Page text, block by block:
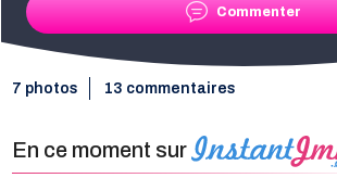
Commenter
7 photos 13 commentaires
En ce moment sur